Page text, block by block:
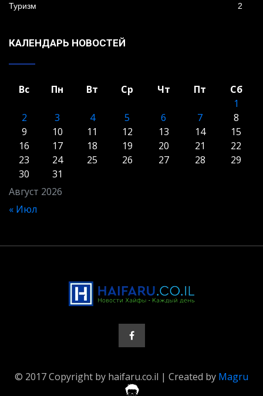
Туризм 2
КАЛЕНДАРЬ НОВОСТЕЙ
Август 2026
Вс Пн Вт Ср Чт Пт
Сб
1
2
3 4 5 6 7
8
9
10 11 12 13 14
15
16
17 18 19 20 21
22
23
24 25 26 27 28
29
30
31
« Июл
© 2017 Copyright by haifaru.co.il | Created by Magru